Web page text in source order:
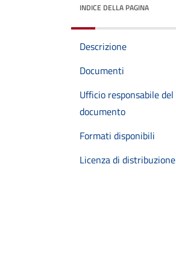
INDICE DELLA PAGINA
Descrizione
Documenti
Ufficio responsabile del
documento
Formati disponibili
Licenza di distribuzione